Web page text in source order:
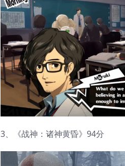
3、《战神：诸神黄昏》94分